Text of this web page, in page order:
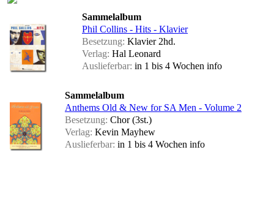
Sammelalbum
Phil Collins - Hits - Klavier
Besetzung: Klavier 2hd.
Verlag: Hal Leonard
Auslieferbar: in 1 bis 4 Wochen info
Sammelalbum
Anthems Old & New for SA Men - Volume 2
Besetzung: Chor (3st.)
Verlag: Kevin Mayhew
Auslieferbar: in 1 bis 4 Wochen info